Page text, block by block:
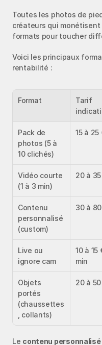
Toutes les photos de
créateurs qui
formats pour toucher
Voici les principaux
rentabilité :
Format
Tarif
Pack de
photos (5 à
10 clichés)
15 à 25
Vidéo courte
(1 à 3 min)
20 à
Contenu
personnalisé
(custom)
30 à
Live ou
ignore cam
10 à 15
min
Objets
portés
(chaussettes
, collants)
20 à
Le contenu personnalisé